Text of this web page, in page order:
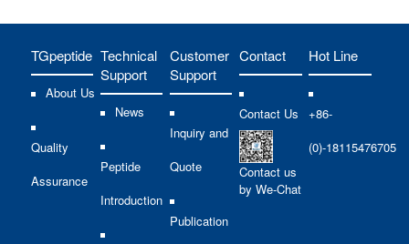
TGpeptide
About Us
Quality
Assurance
Technical
Support
News
Peptide
Introduction
Customer
Support
Inquiry and
Quote
Publication
Contact
Contact Us
Contact us
by We-Chat
Hot Line
+86-
(0)-18115476705